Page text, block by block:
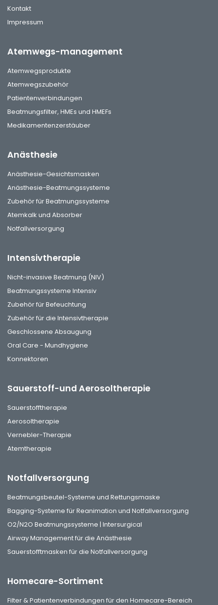
Kontakt
Impressum
Atemwegs-management
Atemwegsprodukte
Atemwegszubehör
Patientenverbindungen
Beatmungsfilter, HMEs und HMEFs
Medikamentenzerstäuber
Anästhesie
Anästhesie-Gesichtsmasken
Anästhesie-Beatmungssysteme
Zubehör für Beatmungssysteme
Atemkalk und Absorber
Notfallversorgung
Intensivtherapie
Nicht-invasive Beatmung (NIV)
Beatmungssysteme Intensiv
Zubehör für Befeuchtung
Zubehör für die Intensivtherapie
Geschlossene Absaugung
Oral Care - Mundhygiene
Konnektoren
Sauerstoff-und Aerosoltherapie
Sauerstofftherapie
Aerosoltherapie
Vernebler-Therapie
Atemtherapie
Notfallversorgung
Beatmungsbeutel-Systeme und Rettungsmaske
Bagging-Systeme für Reanimation und Notfallversorgung
O2/N2O Beatmungssysteme | Intersurgical
Airway Management für die Anästhesie
Sauerstofftmasken für die Notfallversorgung
Homecare-Sortiment
Filter & Patientenverbindungen für den Homecare-Bereich